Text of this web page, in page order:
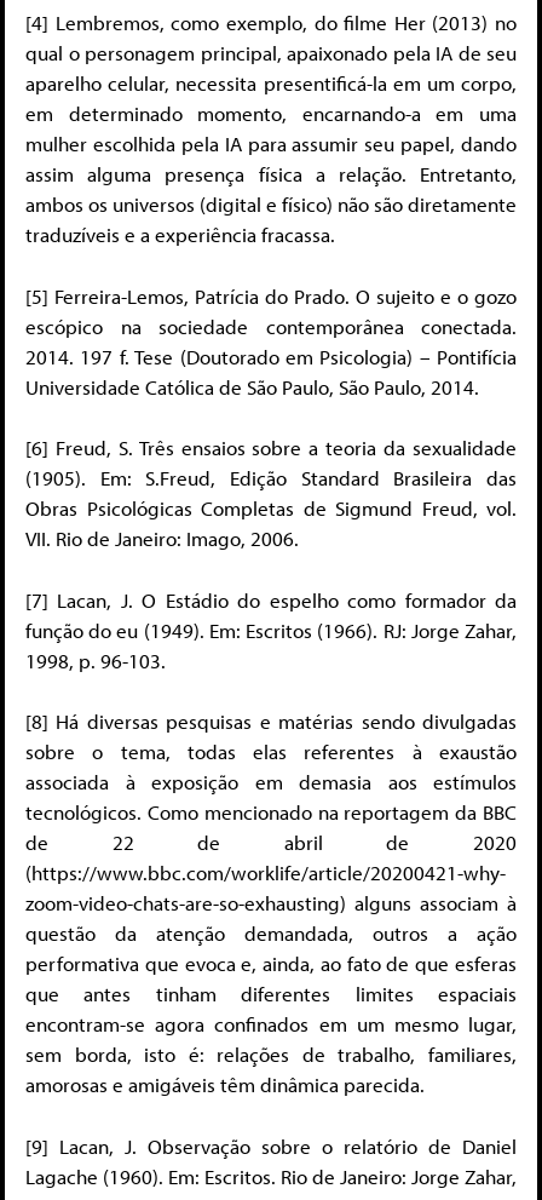
[4] Lembremos, como exemplo, do filme Her (2013) no
qual o personagem principal, apaixonado pela IA de seu
aparelho celular, necessita presentificá-la em um corpo,
em determinado momento, encarnando-a em uma
mulher escolhida pela IA para assumir seu papel, dando
assim alguma presença física a relação. Entretanto,
ambos os universos (digital e físico) não são diretamente
traduzíveis e a experiência fracassa.
[5] Ferreira-Lemos, Patrícia do Prado. O sujeito e o gozo
escópico na sociedade contemporânea conectada.
2014. 197 f. Tese (Doutorado em Psicologia) – Pontifícia
Universidade Católica de São Paulo, São Paulo, 2014.
[6] Freud, S. Três ensaios sobre a teoria da sexualidade
(1905). Em: S.Freud, Edição Standard Brasileira das
Obras Psicológicas Completas de Sigmund Freud, vol.
VII. Rio de Janeiro: Imago, 2006.
[7] Lacan, J. O Estádio do espelho como formador da
função do eu (1949). Em: Escritos (1966). RJ: Jorge Zahar,
1998, p. 96-103.
[8] Há diversas pesquisas e matérias sendo divulgadas
sobre o tema, todas elas referentes à exaustão
associada à exposição em demasia aos estímulos
tecnológicos. Como mencionado na reportagem da BBC
de 22 de abril de 2020
(https://www.bbc.com/worklife/article/20200421-why-
zoom-video-chats-are-so-exhausting) alguns associam à
questão da atenção demandada, outros a ação
performativa que evoca e, ainda, ao fato de que esferas
que antes tinham diferentes limites espaciais
encontram-se agora confinados em um mesmo lugar,
sem borda, isto é: relações de trabalho, familiares,
amorosas e amigáveis têm dinâmica parecida.
[9] Lacan, J. Observação sobre o relatório de Daniel
Lagache (1960). Em: Escritos. Rio de Janeiro: Jorge Zahar,